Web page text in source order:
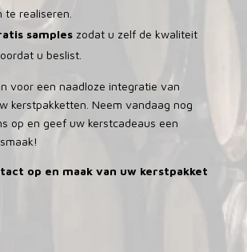
te realiseren.
sampleszodat u zelf de kwaliteit
u beslist.
voor een naadloze integratie van
kerstpakketten. Neem vandaag nog
op en geef uw kerstcadeaus een
op en maak van uw kerstpakket